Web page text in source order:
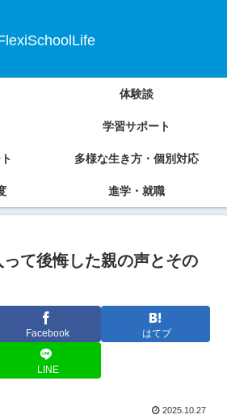
体験談
学習サポート
多様な生き方・個別対応
進学・就職
て後悔した親の声とその
Facebook はてブ
LINE
2025.10.27